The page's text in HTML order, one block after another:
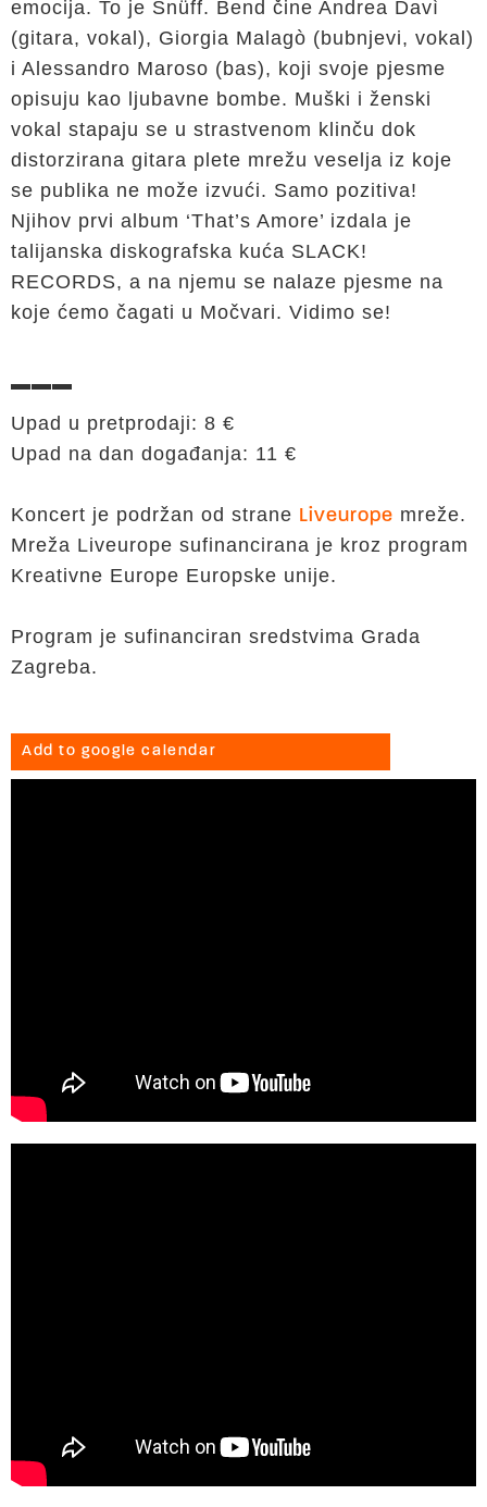
emocija. To je Snüff. Bend čine Andrea Davì
(gitara, vokal), Giorgia Malagò (bubnjevi, vokal)
i Alessandro Maroso (bas), koji svoje pjesme
opisuju kao ljubavne bombe. Muški i ženski
vokal stapaju se u strastvenom klinču dok
distorzirana gitara plete mrežu veselja iz koje
se publika ne može izvući. Samo pozitiva!
Njihov prvi album ‘That’s Amore’ izdala je
talijanska diskografska kuća SLACK!
RECORDS, a na njemu se nalaze pjesme na
koje ćemo čagati u Močvari. Vidimo se!
▬▬▬
Upad u pretprodaji: 8 €
Upad na dan događanja: 11 €
Koncert je podržan od strane Liveurope mreže.
Mreža Liveurope sufinancirana je kroz program
Kreativne Europe Europske unije.
Program je sufinanciran sredstvima Grada
Zagreba.
Add to google calendar